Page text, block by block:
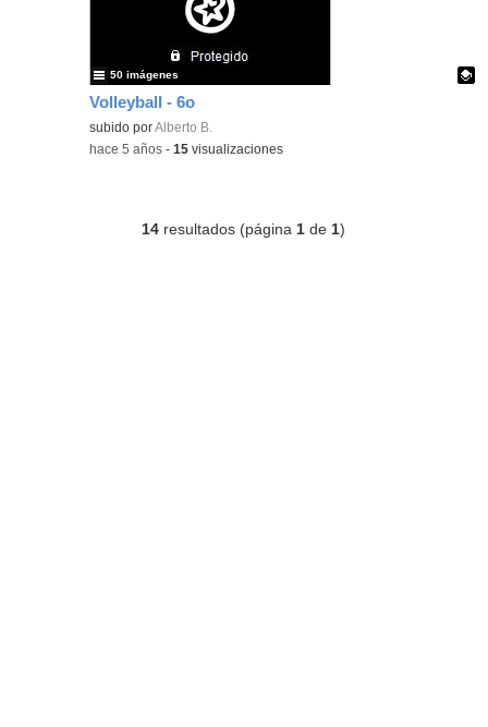
Volleyball - 6o
Contenido educativo.
subido porAlberto B.
50 imágenes
-hace 5 años -15 visualizaciones
14 resultados (página 1 de 1)